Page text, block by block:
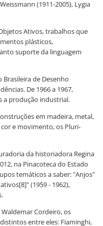
(1911-2005), Lygia
Ativos, trabalhos que
plásticos,
suporte da linguagem
Brasileira de Desenho
De 1966 a 1967,
a produção industrial.
em madeira, metal,
e movimento, os Pluri-
da historiadora Regina
na Pinacoteca do Estado
temáticos a saber: "Anjos"
(1959 - 1962),
Cordeiro, os
entre eles: Fiaminghi,